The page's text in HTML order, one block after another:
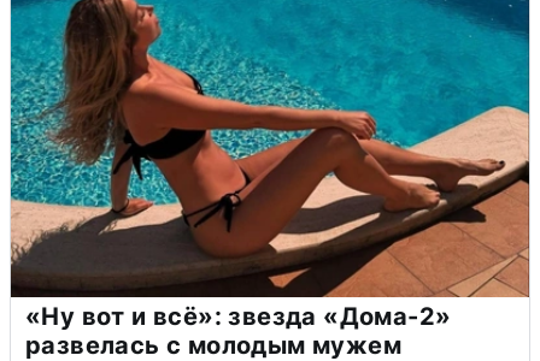
«Ну вот и всё»: звезда «Дома-2»
развелась с молодым мужем